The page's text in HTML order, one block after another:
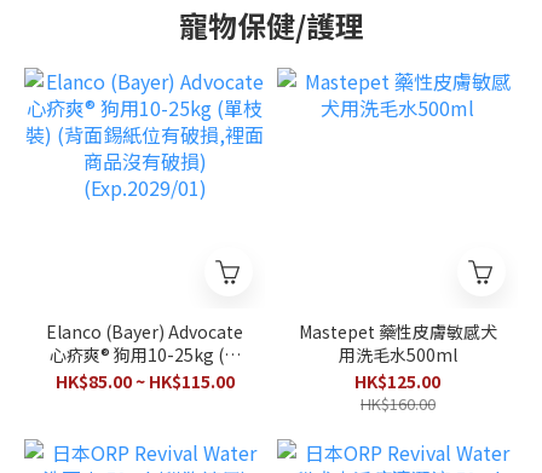
寵物保健/護理
Elanco (Bayer) Advocate
心疥爽® 狗用10-25kg (單
枝裝) (背面錫紙位有破損,
HK$85.00 ~ HK$115.00
Mastepet 藥性皮膚敏感犬
用洗毛水500ml
HK$125.00
HK$160.00